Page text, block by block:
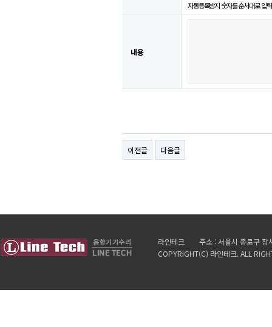
자동등록방지 숫자를 순서대로 입
내용
이전글 다음글
라인테크 주소 : 서울시 종로구
COPYRIGHT(C) 라인테크. ALL